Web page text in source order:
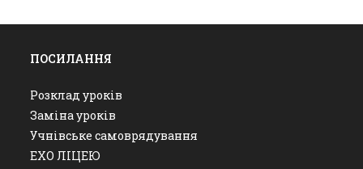
ПОСИЛАННЯ
Розклад уроків
Заміна уроків
Учнівське самоврядування
ЕХО ЛІЦЕЮ